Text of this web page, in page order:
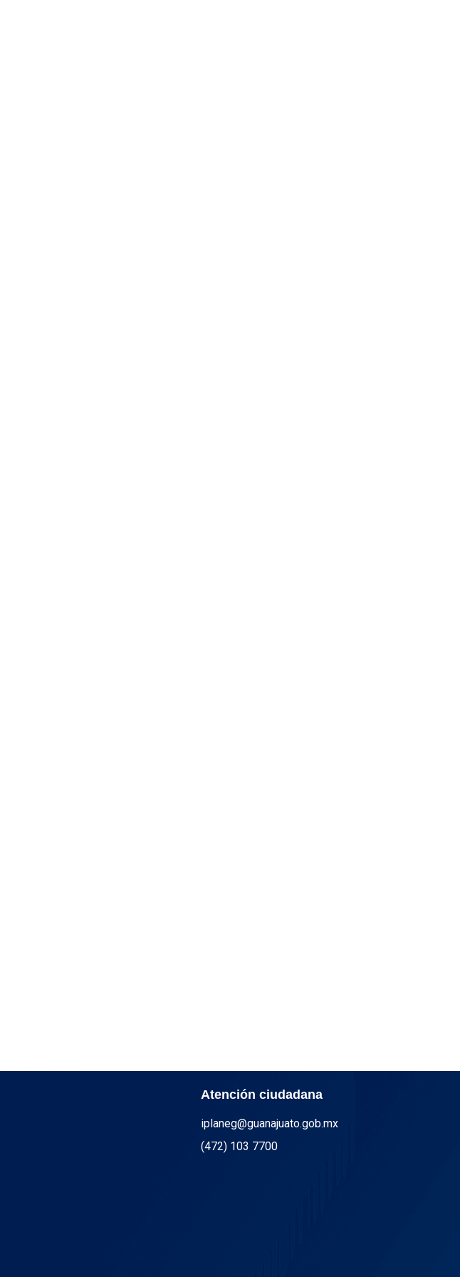
Atención ciudadana
iplaneg@guanajuato.gob.mx
(472) 103 7700